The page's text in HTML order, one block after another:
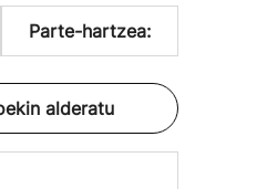
Parte-hartzea:
alderatu